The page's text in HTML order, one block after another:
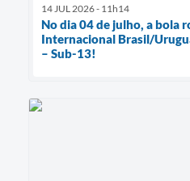
14 JUL 2026 - 11h14
No dia 04 de julho, a bola
Internacional Brasil/
– Sub-13!